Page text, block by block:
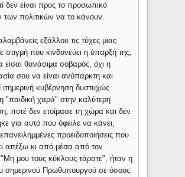
δεν είναι προς το προσωπικό
των πολιτικών να το κάνουν.
εξάλλου τις τύχες μιας
στιγμή που κινδυνεύει η ύπαρξή της,
είσαι θανάσιμα σοβαρός, όχι η
σου να είναι ανύπαρκτη και
σημερινή κυβέρνηση δυστυχώς
"παιδική χαρά" στην καλύτερη
ποτέ δεν ετοίμασε τη χώρα και δεν
για αυτό που όφειλε να κάνει,
προειδοποιήσεις που
απέξω κι από μέσα από τον
μου τους κύκλους τάρατε", ήταν η
σημερινού Πρωθυπουργού σε όσους